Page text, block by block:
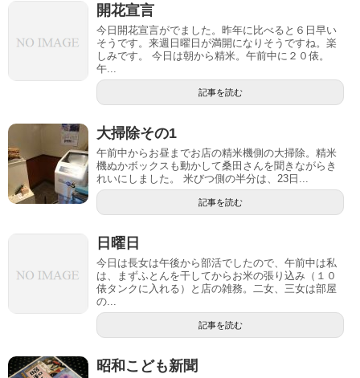
開花宣言
今日開花宣言がでました。昨年に比べると６日早い
そうです。来週日曜日が満開になりそうですね。楽
しみです。 今日は朝から精米。午前中に２０俵。
午...
記事を読む
大掃除その1
午前中からお昼までお店の精米機側の大掃除。精米
機ぬかボックスも動かして桑田さんを聞きながらき
れいにしました。 米びつ側の半分は、23日...
記事を読む
日曜日
今日は長女は午後から部活でしたので、午前中は私
は、まずふとんを干してからお米の張り込み（１０
俵タンクに入れる）と店の雑務。二女、三女は部屋
の...
記事を読む
昭和こども新聞